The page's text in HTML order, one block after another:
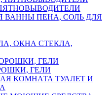
ПЕНА, СОЛЬ ДЛЯ
СТЕКЛА,
ГЕЛИ
ТУАЛЕТ И